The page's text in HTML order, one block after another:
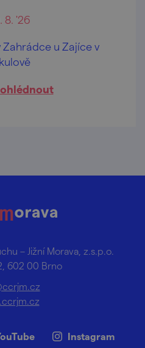
8. '26
Zahrádce u Zajíce v
– Jižní Morava, z.s.p.o.
602 00 Brno
Instagram